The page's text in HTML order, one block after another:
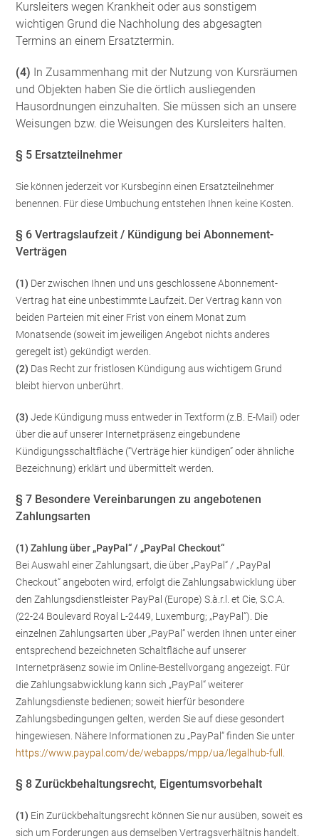
Kursleiters wegen Krankheit oder aus sonstigem
wichtigen Grund die Nachholung des abgesagten
Termins an einem Ersatztermin.
(4) In Zusammenhang mit der Nutzung von Kursräumen
und Objekten haben Sie die örtlich ausliegenden
Hausordnungen einzuhalten. Sie müssen sich an unsere
Weisungen bzw. die Weisungen des Kursleiters halten.
§ 5 Ersatzteilnehmer
Sie können jederzeit vor Kursbeginn einen Ersatzteilnehmer
benennen. Für diese Umbuchung entstehen Ihnen keine Kosten.
§ 6 Vertragslaufzeit / Kündigung bei Abonnement-
Verträgen
(1) Der zwischen Ihnen und uns geschlossene Abonnement-
Vertrag hat eine unbestimmte Laufzeit. Der Vertrag kann von
beiden Parteien mit einer Frist von einem Monat zum
Monatsende (soweit im jeweiligen Angebot nichts anderes
geregelt ist) gekündigt werden.
(2) Das Recht zur fristlosen Kündigung aus wichtigem Grund
bleibt hiervon unberührt.
(3) Jede Kündigung muss entweder in Textform (z.B. E-Mail) oder
über die auf unserer Internetpräsenz eingebundene
Kündigungsschaltfläche (“Verträge hier kündigen” oder ähnliche
Bezeichnung) erklärt und übermittelt werden.
§ 7 Besondere Vereinbarungen zu angebotenen
Zahlungsarten
(1)Zahlung über „PayPal“ / „PayPal Checkout“
Bei Auswahl einer Zahlungsart, die über „PayPal“ / „PayPal
Checkout“ angeboten wird, erfolgt die Zahlungsabwicklung über
den Zahlungsdienstleister PayPal (Europe) S.à.r.l. et Cie, S.C.A.
(22-24 Boulevard Royal L-2449, Luxemburg; „PayPal“). Die
einzelnen Zahlungsarten über „PayPal“ werden Ihnen unter einer
entsprechend bezeichneten Schaltfläche auf unserer
Internetpräsenz sowie im Online-Bestellvorgang angezeigt. Für
die Zahlungsabwicklung kann sich „PayPal“ weiterer
Zahlungsdienste bedienen; soweit hierfür besondere
Zahlungsbedingungen gelten, werden Sie auf diese gesondert
hingewiesen. Nähere Informationen zu „PayPal“ finden Sie unter
https://www.paypal.com/de/webapps/mpp/ua/legalhub-full
§ 8 Zurückbehaltungsrecht, Eigentumsvorbehalt
(1) Ein Zurückbehaltungsrecht können Sie nur ausüben, soweit es
sich um Forderungen aus demselben Vertragsverhältnis handelt.